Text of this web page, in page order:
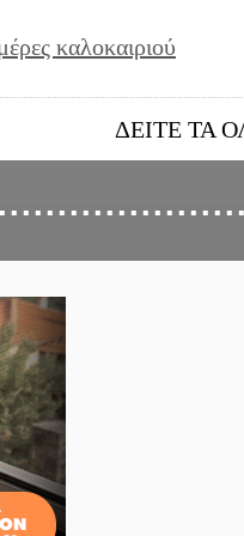
καλοκαιριού
ΔΕΙΤΕ ΤΑ